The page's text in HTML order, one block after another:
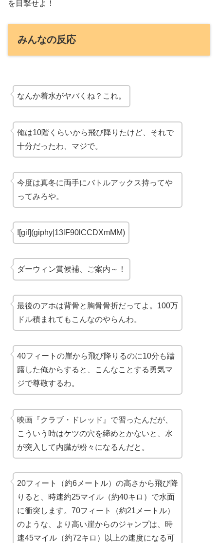
を目撃せよ！
みんなの反応
なんか着水がヤバくね？ これ。
俺は10階くらいから飛び降りたけど、それで
十分だったわ、マジで。
今度は真冬に両手にバトルアックス持ってや
ってみろや。
![gif](giphy|13lF90lCCDXmMM)
ダーウィン賞候補、ご案内～！
最後のアホは背骨と胸骨骨折だってよ。100万
ドル積まれてもこんなのやらんわ。
40フィートの崖から飛び降りるのに10分も躊
躇した俺からすると、こんなことする勇気マ
ジで尊敬するわ。
映画『クラブ・ドレッド』で習ったんだが、
こういう時はケツの穴を締めとかないと、水
が突入して内臓が粉々になるんだと。
20フィート（約6メートル）の高さから飛び降
りると、時速約25マイル（約40キロ）で水面
に衝突します。70フィート（約21メートル）
のような、より高い崖からのジャンプは、時
速45マイル（約72キロ）以上の速度になる可